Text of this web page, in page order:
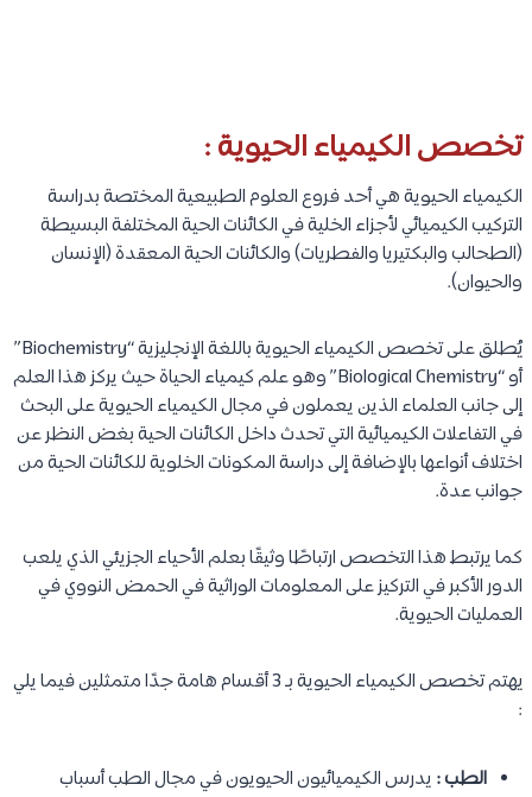
تخصص الكيمياء الحيوية :
الكيمياء الحيوية هي أحد فروع العلوم الطبيعية المختصة بدراسة
التركيب الكيميائي لأجزاء الخلية في الكائنات الحية المختلفة البسيطة
(الطحالب والبكتيريا والفطريات) والكائنات الحية المعقدة (الإنسان
والحيوان).
يُطلق على تخصص الكيمياء الحيوية باللغة الإنجليزية “Biochemistry”
أو “Biological Chemistry” وهو علم كيمياء الحياة حيث يركز هذا العلم
إلى جانب العلماء الذين يعملون في مجال الكيمياء الحيوية على البحث
في التفاعلات الكيميائية التي تحدث داخل الكائنات الحية بغض النظر عن
اختلاف أنواعها بالإضافة إلى دراسة المكونات الخلوية للكائنات الحية من
جوانب عدة.
كما يرتبط هذا التخصص ارتباطًا وثيقًا بعلم الأحياء الجزيئي الذي يلعب
الدور الأكبر في التركيز على المعلومات الوراثية في الحمض النووي في
العمليات الحيوية.
يهتم تخصص الكيمياء الحيوية بـ 3 أقسام هامة جدًا متمثلين فيما يلي
:
الطب : يدرس الكيميائيون الحيويون في مجال الطب أسباب